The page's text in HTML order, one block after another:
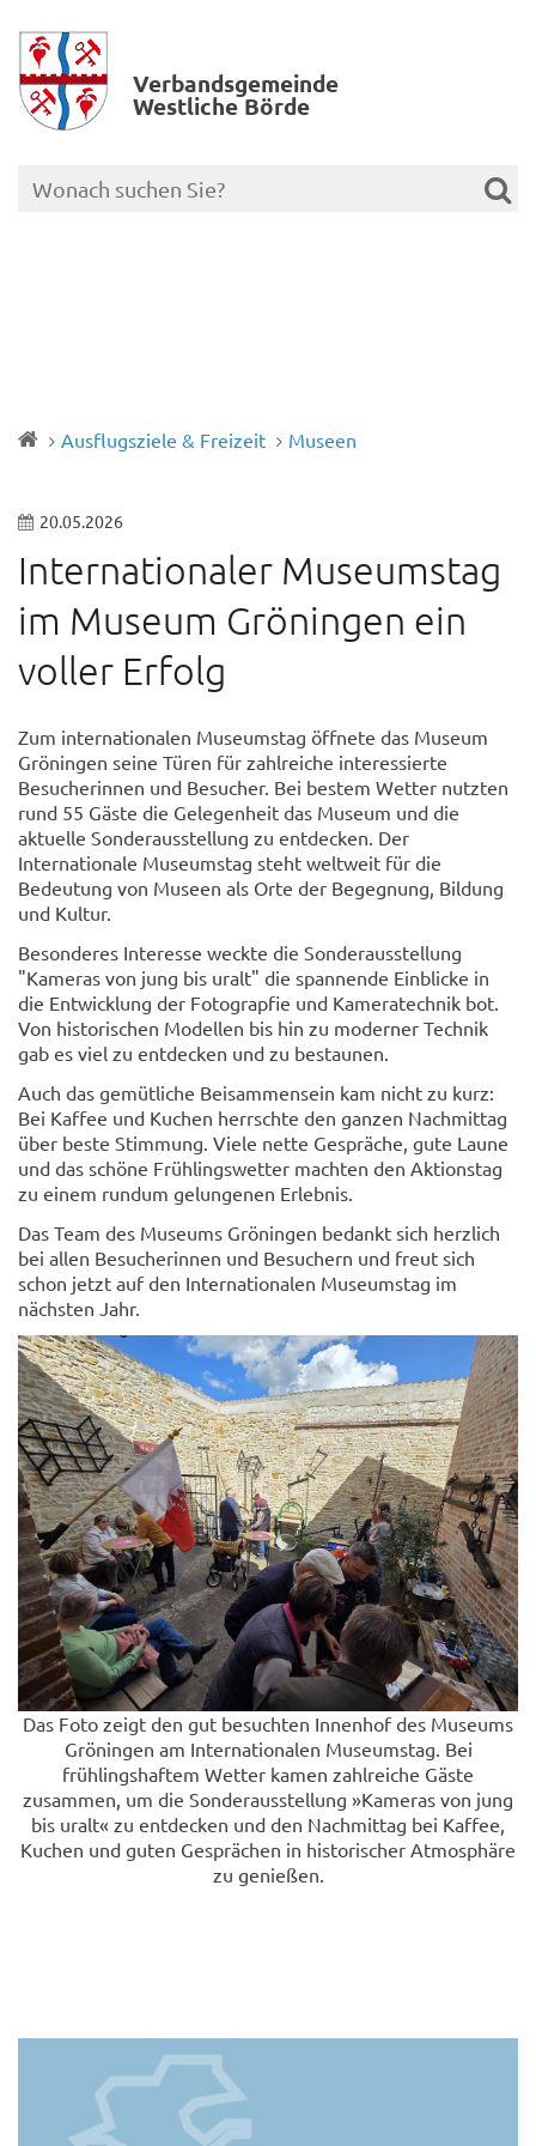
Verbands­gemeinde
Westliche Börde
Ausflugsziele & Freizeit Museen
20.05.2026
Internationaler Museumstag
im Museum Gröningen ein
voller Erfolg
Zum internationalen Museumstag öffnete das Museum
Gröningen seine Türen für zahlreiche interessierte
Besucherinnen und Besucher. Bei bestem Wetter nutzten
rund 55 Gäste die Gelegenheit das Museum und die
aktuelle Sonderausstellung zu entdecken. Der
Internationale Museumstag steht weltweit für die
Bedeutung von Museen als Orte der Begegnung, Bildung
und Kultur.
Besonderes Interesse weckte die Sonderausstellung
"Kameras von jung bis uralt" die spannende Einblicke in
die Entwicklung der Fotograpfie und Kameratechnik bot.
Von historischen Modellen bis hin zu moderner Technik
gab es viel zu entdecken und zu bestaunen.
Auch das gemütliche Beisammensein kam nicht zu kurz:
Bei Kaffee und Kuchen herrschte den ganzen Nachmittag
über beste Stimmung. Viele nette Gespräche, gute Laune
und das schöne Frühlingswetter machten den Aktionstag
zu einem rundum gelungenen Erlebnis.
Das Team des Museums Gröningen bedankt sich herzlich
bei allen Besucherinnen und Besuchern und freut sich
schon jetzt auf den Internationalen Museumstag im
nächsten Jahr.
Das Foto zeigt den gut besuchten Innenhof des Museums
Gröningen am Internationalen Museumstag. Bei
frühlingshaftem Wetter kamen zahlreiche Gäste
zusammen, um die Sonderausstellung »Kameras von jung
bis uralt« zu entdecken und den Nachmittag bei Kaffee,
Kuchen und guten Gesprächen in historischer Atmosphäre
zu genießen.